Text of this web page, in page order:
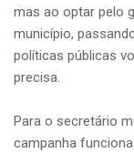
mas ao optar pelo
município,
políticas públicas
precisa.
Para o secretário
campanha